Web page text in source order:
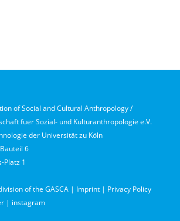
of Social and Cultural Anthropology /
fuer Sozial- und Kulturanthropologie e.V.
der Universität zu Köln
6
Platz 1
of the GASCA | Imprint | Privacy Policy
| instagram